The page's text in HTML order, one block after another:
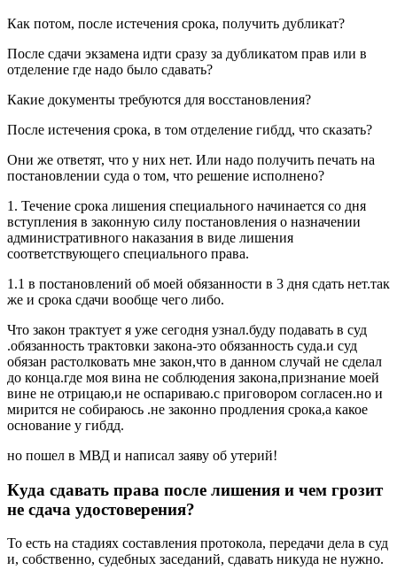
Как потом, после истечения срока, получить дубликат?
После сдачи экзамена идти сразу за дубликатом прав или в
отделение где надо было сдавать?
Какие документы требуются для восстановления?
После истечения срока, в том отделение гибдд, что сказать?
Они же ответят, что у них нет. Или надо получить печать на
постановлении суда о том, что решение исполнено?
1. Течение срока лишения специального начинается со дня
вступления в законную силу постановления о назначении
административного наказания в виде лишения
соответствующего специального права.
1.1 в постановлений об моей обязанности в 3 дня сдать нет.так
же и срока сдачи вообще чего либо.
Что закон трактует я уже сегодня узнал.буду подавать в суд
.обязанность трактовки закона-это обязанность суда.и суд
обязан растолковать мне закон,что в данном случай не сделал
до конца.где моя вина не соблюдения закона,признание моей
вине не отрицаю,и не оспариваю.с приговором согласен.но и
мирится не собираюсь .не законно продления срока,а какое
основание у гибдд.
но пошел в МВД и написал заяву об утерий!
Куда сдавать права после лишения и чем грозит
не сдача удостоверения?
То есть на стадиях составления протокола, передачи дела в суд
и, собственно, судебных заседаний, сдавать никуда не нужно.